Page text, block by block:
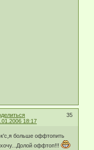
35
18:17
больше оффтопить
оффтоп!!!